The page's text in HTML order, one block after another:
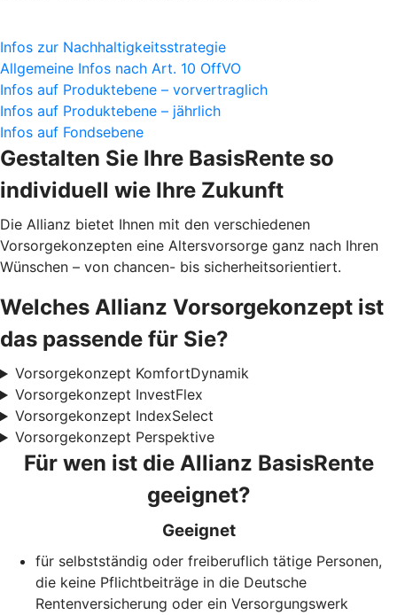
Infos zur Nachhaltigkeitsstrategie
Allgemeine Infos nach Art. 10 OffVO
Infos auf Produktebene – vorvertraglich
Infos auf Produktebene – jährlich
Infos auf Fondsebene
Gestalten Sie Ihre BasisRente so
individuell wie Ihre Zukunft
Die Allianz bietet Ihnen mit den verschiedenen
Vorsorgekonzepten eine Altersvorsorge ganz nach Ihren
Wünschen – von chancen- bis sicherheitsorientiert.
Welches Allianz Vorsorgekonzept ist
das passende für Sie?
Vorsorgekonzept KomfortDynamik
Vorsorgekonzept InvestFlex
Vorsorgekonzept IndexSelect
Vorsorgekonzept Perspektive
Für wen ist die Allianz BasisRente
geeignet?
Geeignet
für selbstständig oder freiberuflich tätige Personen,
die keine Pflichtbeiträge in die Deutsche
Rentenversicherung oder ein Versorgungswerk